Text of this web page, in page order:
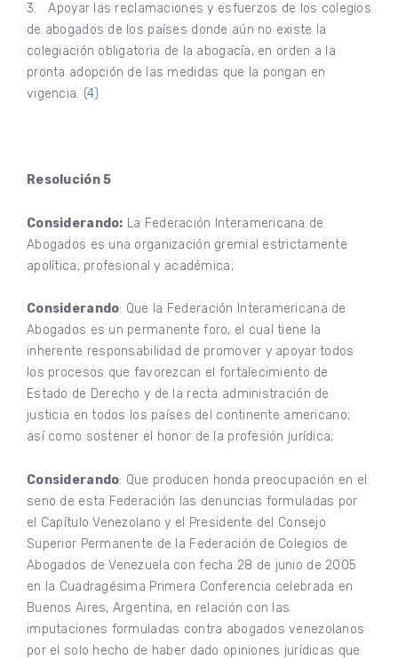
3. Apoyar las reclamaciones y esfuerzos de los colegios
de abogados de los países donde aún no existe la
colegiación obligatoria de la abogacía, en orden a la
pronta adopción de las medidas que la pongan en
vigencia. (4)
Resolución 5
Considerando: La Federación Interamericana de
Abogados es una organización gremial estrictamente
apolítica, profesional y académica;
Considerando: Que la Federación Interamericana de
Abogados es un permanente foro, el cual tiene la
inherente responsabilidad de promover y apoyar todos
los procesos que favorezcan el fortalecimiento de
Estado de Derecho y de la recta administración de
justicia en todos los países del continente americano;
así como sostener el honor de la profesión jurídica;
Considerando: Que producen honda preocupación en el
seno de esta Federación las denuncias formuladas por
el Capítulo Venezolano y el Presidente del Consejo
Superior Permanente de la Federación de Colegios de
Abogados de Venezuela con fecha 28 de junio de 2005
en la Cuadragésima Primera Conferencia celebrada en
Buenos Aires, Argentina, en relación con las
imputaciones formuladas contra abogados venezolanos
por el solo hecho de haber dado opiniones jurídicas que